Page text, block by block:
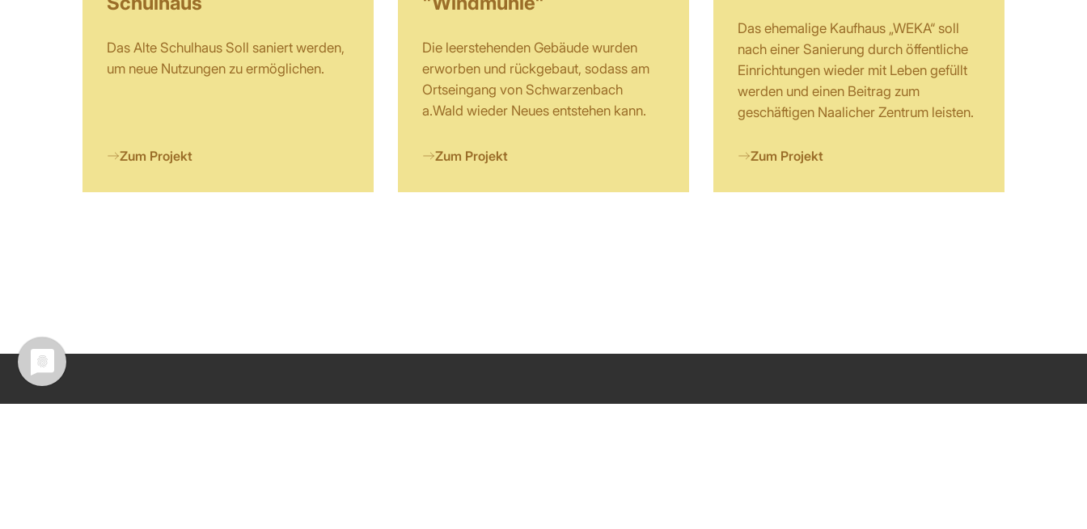
Das Alte Schulhaus Soll saniert werden,
um neue Nutzungen zu ermöglichen.
Zum Projekt
Die leerstehenden Gebäude wurden
erworben und rückgebaut, sodass am
Ortseingang von Schwarzenbach
a.Wald wieder Neues entstehen kann.
Zum Projekt
Das ehemalige Kaufhaus „WEKA“ soll
nach einer Sanierung durch öffentliche
Einrichtungen wieder mit Leben gefüllt
werden und einen Beitrag zum
geschäftigen Naalicher Zentrum leisten.
Zum Projekt